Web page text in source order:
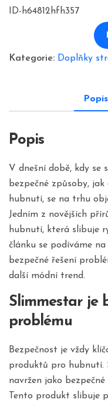
2798,00 Kč.
ID-h64812hfh357
Kategorie: Doplňky
Popis
Popis
V dnešní době, kdy se
bezpečné způsoby,
hubnutí, se na trhu
Jedním z novějších
hubnutí, která slibuje
článku se podíváme
bezpečné řešení
další módní trend.
Slimmestar je
problému
Bezpečnost je vždy
produktů pro hubnutí.
navržen jako
Tento produkt slibuje